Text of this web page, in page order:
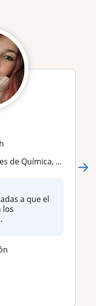
para estudiantes de enseñanza media
a que el
los